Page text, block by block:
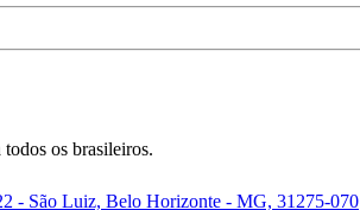
os brasileiros.
- São Luiz, Belo Horizonte - MG, 31275-070